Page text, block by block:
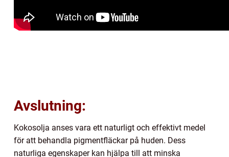
Avslutning:
Kokosolja anses vara ett naturligt och effektivt medel
för att behandla pigmentfläckar på huden. Dess
naturliga egenskaper kan hjälpa till att minska